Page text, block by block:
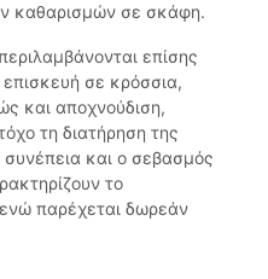
καθαρισμών σε σκάφη.
επίσης
σε κρόσσια,
και αποχνούδιση,
τη διατήρηση της
και ο σεβασμός
το
παρέχεται δωρεάν